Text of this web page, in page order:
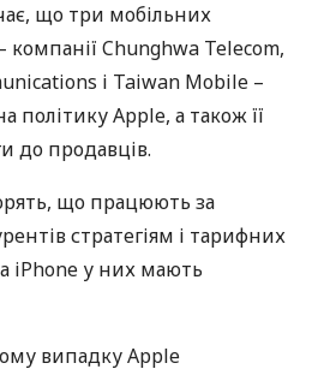
що три мобільних
Chunghwa Telecom,
і Taiwan Mobile –
політику Apple, а також її
до продавців.
що працюють за
стратегіям і тарифних
iPhone у них мають
випадку Apple